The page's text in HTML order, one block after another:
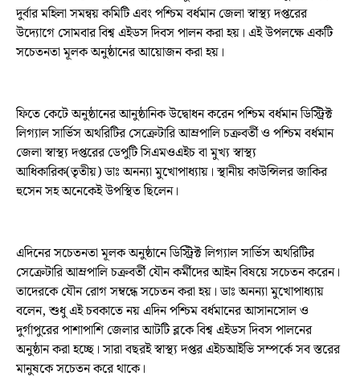
দুর্বার মহিলা সমন্বয় কমিটি এবং পশ্চিম বর্ধমান জেলা স্বাস্থ্য দপ্তরের
উদ্যোগে সোমবার বিশ্ব এইডস দিবস পালন করা হয়। এই উপলক্ষে একটি
সচেতনতা মূলক অনুষ্ঠানের আয়োজন করা হয়।
ফিতে কেটে অনুষ্ঠানের আনুষ্ঠানিক উদ্বোধন করেন পশ্চিম বর্ধমান ডিস্ট্রিক্ট
লিগ্যাল সার্ভিস অথরিটির সেক্রেটারি আম্রপালি চক্রবর্তী ও পশ্চিম বর্ধমান
জেলা স্বাস্থ্য দপ্তরের ডেপুটি সিএমওএইচ বা মুখ্য স্বাস্থ্য
আধিকারিক(তৃতীয়) ডাঃ অনন্যা মুখোপাধ্যায়। স্থানীয় কাউন্সিলর জাকির
হুসেন সহ অনেকেই উপস্থিত ছিলেন।
এদিনের সচেতনতা মূলক অনুষ্ঠানে ডিস্ট্রিক্ট লিগ্যাল সার্ভিস অথরিটির
সেক্রেটারি আম্রপালি চক্রবর্তী যৌন কর্মীদের আইন বিষয়ে সচেতন করেন।
তাদেরকে যৌন রোগ সম্বন্ধে সচেতন করা হয়। ডাঃ অনন্যা মুখোপাধ্যায়
বলেন, শুধু এই চবকাতে নয় এদিন পশ্চিম বর্ধমানের আসানসোল ও
দুর্গাপুরের পাশাপাশি জেলার আটটি ব্লকে বিশ্ব এইডস দিবস পালনের
অনুষ্ঠান করা হচ্ছে। সারা বছরই স্বাস্থ্য দপ্তর এইচআইভি সম্পর্কে সব স্তরের
মানুষকে সচেতন করে থাকে।